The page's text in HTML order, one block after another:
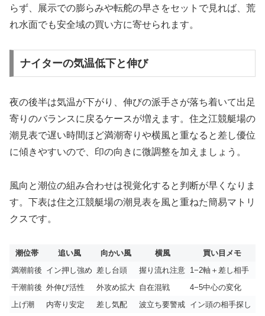
らず、展示での膨らみや転舵の早さをセットで見れば、荒
れ水面でも安全域の買い方に寄せられます。
ナイターの気温低下と伸び
夜の後半は気温が下がり、伸びの派手さが落ち着いて出足
寄りのバランスに戻るケースが増えます。住之江競艇場の
潮見表で遅い時間ほど満潮寄りや横風と重なると差し優位
に傾きやすいので、印の向きに微調整を加えましょう。
風向と潮位の組み合わせは視覚化すると判断が早くなりま
す。下表は住之江競艇場の潮見表を風と重ねた簡易マトリ
クスです。
潮位帯 追い風 向かい風 横風
買い目メモ
満潮前後 イン押し強め 差し台頭 握り流れ注意 1−2軸＋差し相手
干潮前後 外伸び活性 外攻め拡大 自在混戦
4−5中心の変化
上げ潮
内寄り安定 差し気配 波立ち要警戒 イン頭の相手探し